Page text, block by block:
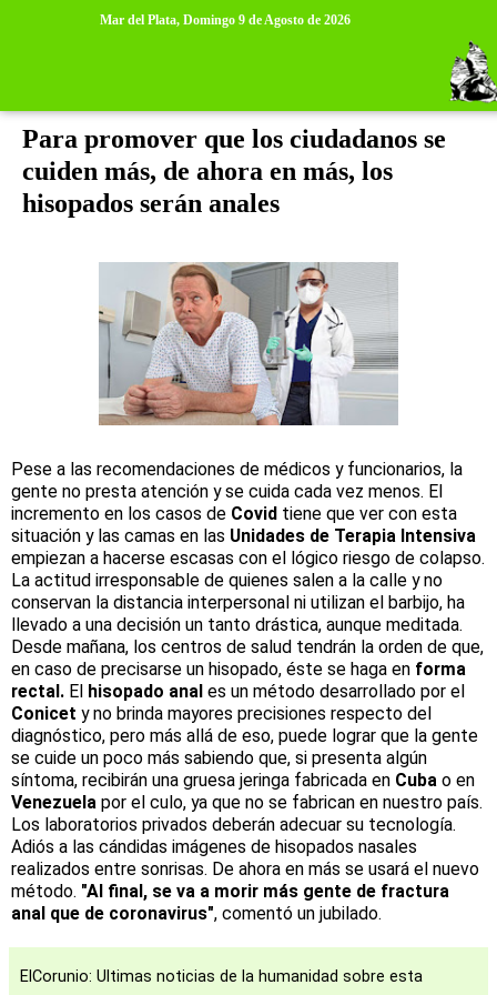
Mar del Plata, Domingo 9 de Agosto de 2026
Para promover que los ciudadanos se
cuiden más, de ahora en más, los
hisopados serán anales
Pese a las recomendaciones de médicos y funcionarios, la
gente no presta atención y se cuida cada vez menos. El
incremento en los casos de Covid tiene que ver con esta
situación y las camas en las Unidades de Terapia Intensiva
empiezan a hacerse escasas con el lógico riesgo de colapso.
La actitud irresponsable de quienes salen a la calle y no
conservan la distancia interpersonal ni utilizan el barbijo, ha
llevado a una decisión un tanto drástica, aunque meditada.
Desde mañana, los centros de salud tendrán la orden de que,
en caso de precisarse un hisopado, éste se haga en forma
rectal. El hisopado anal es un método desarrollado por el
Conicet y no brinda mayores precisiones respecto del
diagnóstico, pero más allá de eso, puede lograr que la gente
se cuide un poco más sabiendo que, si presenta algún
síntoma, recibirán una gruesa jeringa fabricada en Cuba o en
Venezuela por el culo, ya que no se fabrican en nuestro país.
Los laboratorios privados deberán adecuar su tecnología.
Adiós a las cándidas imágenes de hisopados nasales
realizados entre sonrisas. De ahora en más se usará el nuevo
método. "Al final, se va a morir más gente de fractura
anal que de coronavirus", comentó un jubilado.
ElCorunio: Ultimas noticias de la humanidad sobre esta